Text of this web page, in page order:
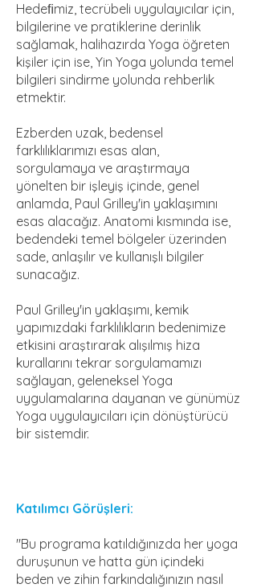
Hedeﬁmiz, tecrübeli uygulayıcılar için,
bilgilerine ve pratiklerine derinlik
sağlamak, halihazırda Yoga öğreten
kişiler için ise, Yin Yoga yolunda temel
bilgileri sindirme yolunda rehberlik
etmektir.
Ezberden uzak, bedensel
farklılıklarımızı esas alan,
sorgulamaya ve araştırmaya
yönelten bir işleyiş içinde, genel
anlamda, Paul Grilley'in yaklaşımını
esas alacağız. Anatomi kısmında ise,
bedendeki temel bölgeler üzerinden
sade, anlaşılır ve kullanışlı bilgiler
sunacağız.
Paul Grilley'in yaklaşımı, kemik
yapımızdaki farklılıkların bedenimize
etkisini araştırarak alışılmış hiza
kurallarını tekrar sorgulamamızı
sağlayan, geleneksel Yoga
uygulamalarına dayanan ve günümüz
Yoga uygulayıcıları için dönüştürücü
bir sistemdir.
Katılımcı Görüşleri:
"Bu programa katıldığınızda her yoga
duruşunun ve hatta gün içindeki
beden ve zihin farkındalığınızın nasıl